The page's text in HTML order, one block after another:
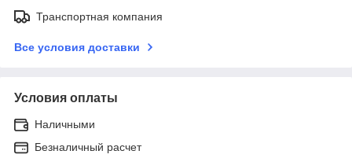
Транспортная компания
Все условия доставки
Условия оплаты
Наличными
Безналичный расчет